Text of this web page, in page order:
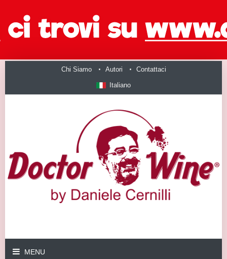
Chi Siamo Autori Contattaci
Italiano
MENU